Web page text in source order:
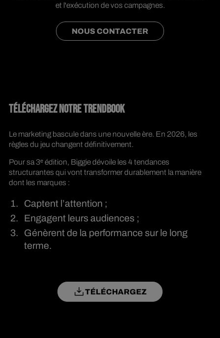
NOUS CONTACTER
et l'exécution de vos campagnes.
TÉLÉCHARGEZ NOTRE TRENDBOOK
Le marketing bascule dans une nouvelle ère. En 2026, les
règles du jeu changent définitivement.
Pour sa 3ᵉ édition, Biggie dévoile les 4 tendances
structurantes qui vont transformer durablement la manière
dont les marques :
Captent l’attention ;
Engagent leurs audiences ;
Génèrent de la performance sur le long
terme.
TÉLÉCHARGEZ